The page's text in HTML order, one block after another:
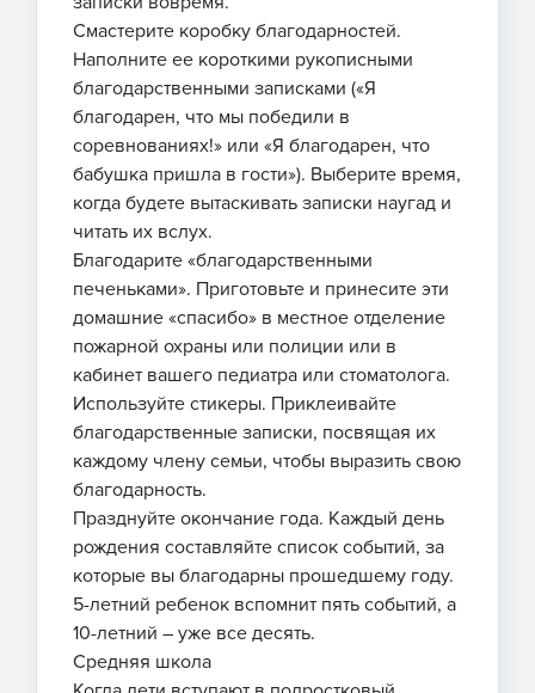
Смастерите коробку благодарностей.
Наполните ее короткими рукописными
благодарственными записками («Я
благодарен, что мы победили в
соревнованиях!» или «Я благодарен, что
бабушка пришла в гости»). Выберите время,
когда будете вытаскивать записки наугад и
читать их вслух.
Благодарите «благодарственными
печеньками». Приготовьте и принесите эти
домашние «спасибо» в местное отделение
пожарной охраны или полиции или в
кабинет вашего педиатра или стоматолога.
Используйте стикеры. Приклеивайте
благодарственные записки, посвящая их
каждому члену семьи, чтобы выразить свою
благодарность.
Празднуйте окончание года. Каждый день
рождения составляйте список событий, за
которые вы благодарны прошедшему году.
5-летний ребенок вспомнит пять событий, а
10-летний – уже все десять.
Средняя школа